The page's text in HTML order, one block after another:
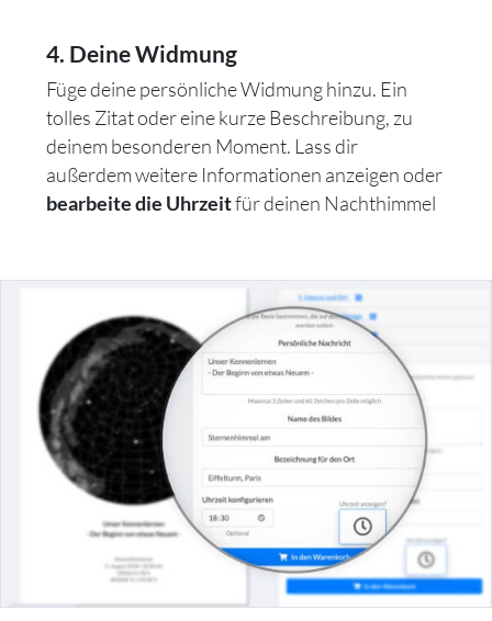
4. Deine Widmung
Füge deine persönliche Widmung hinzu. Ein
tolles Zitat oder eine kurze Beschreibung, zu
deinem besonderen Moment. Lass dir
außerdem weitere Informationen anzeigen oder
bearbeite die Uhrzeitfür deinen Nachthimmel